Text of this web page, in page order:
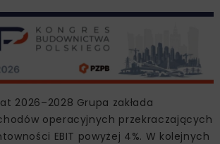
2026–2028 Grupa zakłada
operacyjnych przekraczających
EBIT powyżej 4%. W kolejnych